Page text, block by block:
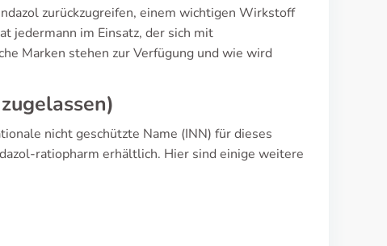
zurückzugreifen, einem wichtigen Wirkstoff
jedermann im Einsatz, der sich mit
Marken stehen zur Verfügung und wie wird
nicht geschützte Name (INN) für dieses
ratiopharm erhältlich. Hier sind einige weitere